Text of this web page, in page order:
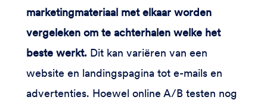
marketingmateriaal met elkaar worden
vergeleken om te achterhalen welke het
beste werkt. Dit kan variëren van een
website en landingspagina tot e-mails en
advertenties. Hoewel online A/B testen nog